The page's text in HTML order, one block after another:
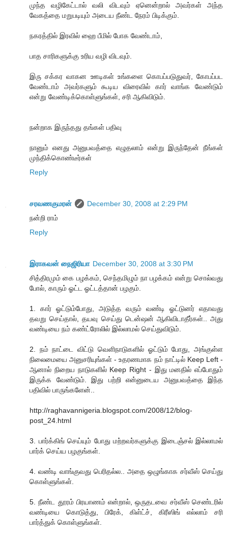
முந்த வழிகேட்டால் வலி விடவும் ஏனென்றால் அவர்கள் அந்த
வேகத்தை மறுபடியும் அடைய நீண்ட நேரம் பிடிக்கும்.
நகரத்தில் இரவில் ஹை பீமில் போக வேண்டாம்,
பாத சாரிகளுக்கு உரிய வழி விடவும்.
இரு சக்கர வாகன ஊடிகள் உங்களை கொபப்படுதுவர், கோபப்பட
வேண்டாம் அவர்களும் கூடிய விரைவில் கார் வாங்க வேண்டும்
என்று வேண்டிக்கொள்ளுங்கள், சரி ஆகிவிடும்.
நன்றாக இருந்தது தங்கள் பதிவு
நானும் எனது அனுபவத்தை எழுதலாம் என்று இருந்தேன் நீங்கள்
முந்திக்கொண்டீர்கள்
Reply
சரவணகுமரன்
December 30, 2008 at 2:29 PM
நன்றி ராம்
Reply
இராகவன் நைஜிரியா December 30, 2008 at 3:30 PM
சித்திரமும் கை பழக்கம், செந்தமிழும் நா பழக்கம் என்று சொல்வது
போல், காரும் ஓட்ட ஓட்டத்தான் பழகும்.
1. கார் ஓட்டும்போது, அடுத்த வரும் வண்டி ஓட்டுனர் எதாவது
தவறு செய்தால், தயவு செய்து டென்ஷன் ஆகிவிடாதீர்கள்.. அது
வண்டியை நம் கண்ட்ரோலில் இல்லாமல் செய்துவிடும்.
2. நம் நாட்டை விட்டு வெளிநாடுகளில் ஓட்டும் போது, அங்குள்ள
நிலைமையை அனுசரியுங்கள் - உதரணமாக நம் நாட்டில் Keep Left -
ஆனால் நிறைய நாடுகளில் Keep Right - இது மனதில் எப்போதும்
இருக்க வேண்டும். இது பற்றி என்னுடைய அனுபவத்தை இந்த
பதிவில் பாருங்களேன்..
http://raghavannigeria.blogspot.com/2008/12/blog-
post_24.html
3. பார்க்கிங் செய்யும் போது மற்றவர்களுக்கு இடைஞ்சல் இல்லாமல்
பார்க் செய்ய பழகுங்கள்.
4. வண்டி வாங்குவது பெரிதல்ல.. அதை ஒழுங்காக சர்வீஸ் செய்து
கொள்ளுங்கள்.
5. நீண்ட தூரம் பிரயாணம் என்றால், ஒருதடவை சர்வீஸ் செண்டரில்
வண்டியை கொடுத்து, பிரேக், கிள்ட்ச், கிரீஸிங் எல்லாம் சரி
பார்த்துக் கொள்ளுங்கள்.